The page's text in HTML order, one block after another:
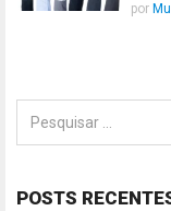
por
Pesquisar
por:
POSTS